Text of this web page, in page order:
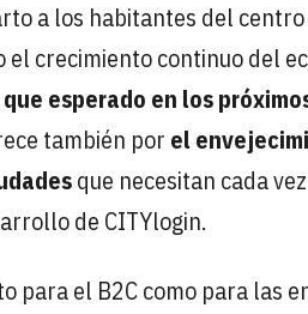
a los habitantes del
crecimiento continuo del
esperado en los
también por el
que necesitan cada
de CITYlogin.
para el B2C como para las